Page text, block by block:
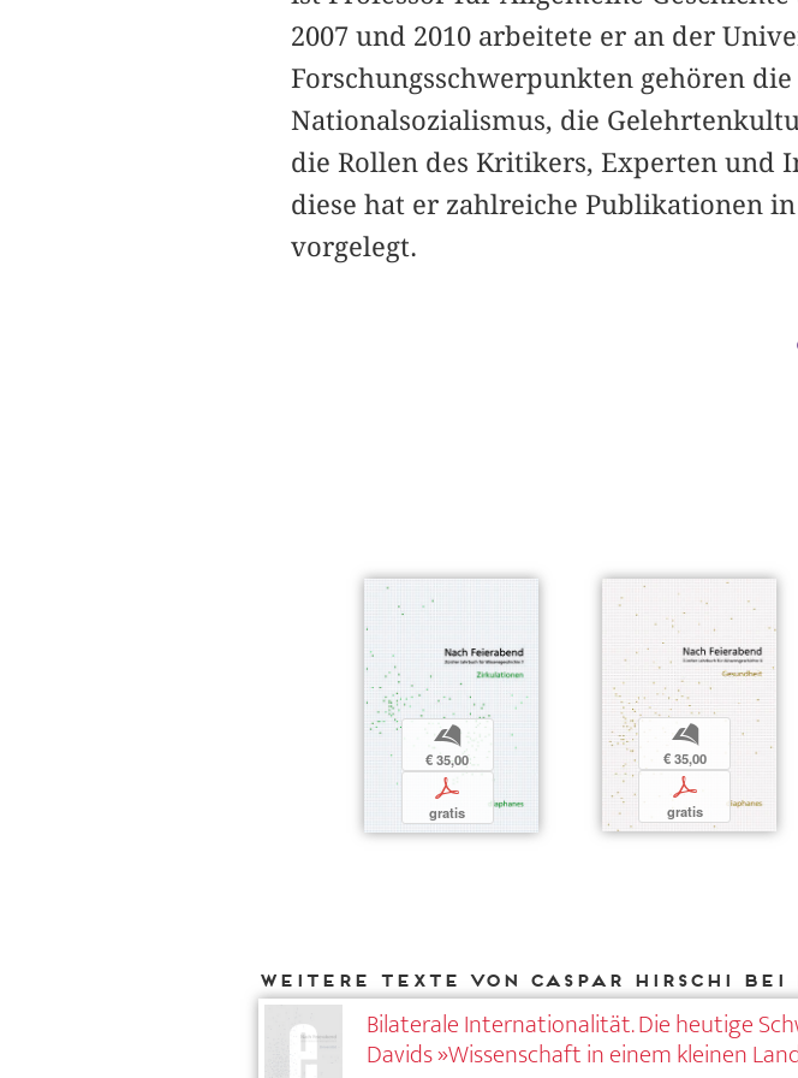
2007 und 2010 arbeitete er an der
Forschungsschwerpunkten gehören
Nationalsozialismus, die
die Rollen des Kritikers, Experten
diese hat er zahlreiche Publikationen
vorgelegt.
b
€ 35,00
p
gratis
b
€ 35,00
p
gratis
Weitere Texte von Caspar Hirschi bei
Bilaterale Internationalität. Die heutige
Davids »Wissenschaft in einem kleinen